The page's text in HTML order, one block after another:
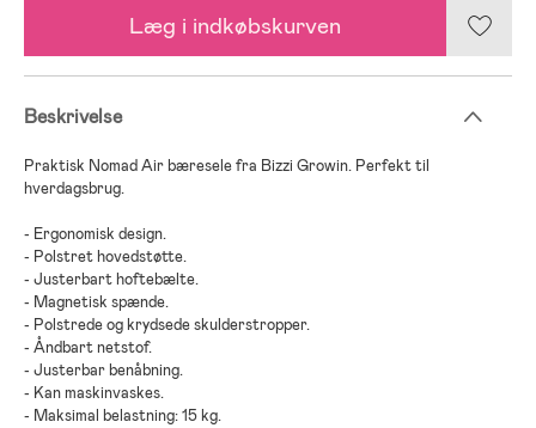
Læg i indkøbskurven
Beskrivelse
Praktisk Nomad Air bæresele fra Bizzi Growin. Perfekt til
hverdagsbrug.
- Ergonomisk design.
- Polstret hovedstøtte.
- Justerbart hoftebælte.
- Magnetisk spænde.
- Polstrede og krydsede skulderstropper.
- Åndbart netstof.
- Justerbar benåbning.
- Kan maskinvaskes.
- Maksimal belastning: 15 kg.